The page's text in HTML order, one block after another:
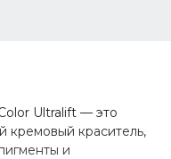
Ultralift — это
кремовый краситель,
и